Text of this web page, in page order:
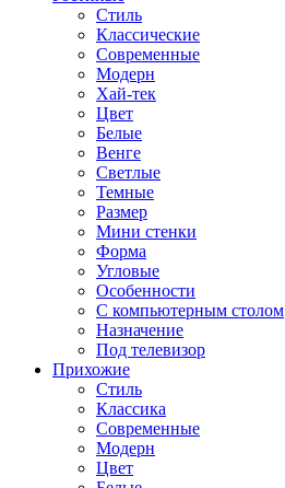
Стиль
Классические
Современные
Модерн
Хай-тек
Цвет
Белые
Венге
Светлые
Темные
Размер
Мини стенки
Форма
Угловые
Особенности
С компьютерным столом
Назначение
Под телевизор
Прихожие
Стиль
Классика
Современные
Модерн
Цвет